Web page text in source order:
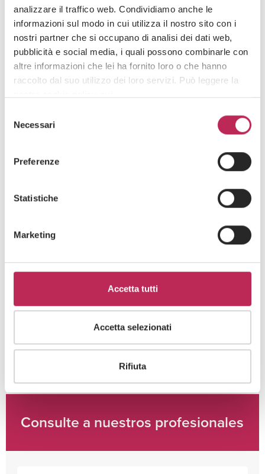
analizzare il traffico web. Condividiamo anche le
informazioni sul modo in cui utilizza il nostro sito con i
nostri partner che si occupano di analisi dei dati web,
pubblicità e social media, i quali possono combinarle con
altre informazioni che lei ha fornito loro o che hanno
raccolto dal suo utilizzo dei loro servizi. Può leggere la
Attenzione: chiudendo questo banner, cliccando in
un’area sottostante o accedendo ad un’altra pagina del
delNecessari
Preferenze
Statistiche
Marketing
Accetta tutti
Accetta selezionati
Rifiuta
Iscriviti alla newsletter
Newsletter
Cliccando su "iscriviti" dichiari di aver preso visione
informativa della privacy
23 de octubre de 2024
Managing sustainable supply chains
Descubre todo +
Consulte a nuestros profesionales